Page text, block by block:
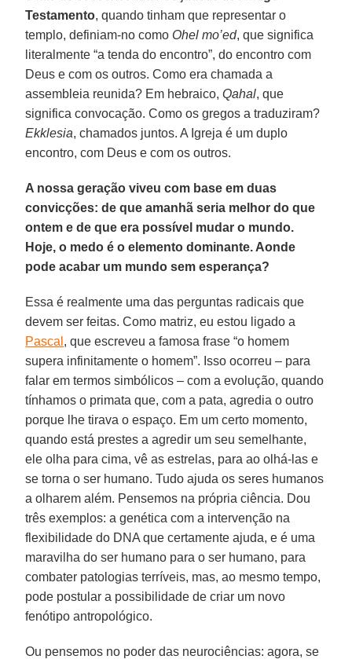
Testamento, quando tinham que representar o
templo, definiam-no como Ohel mo’ed, que significa
literalmente “a tenda do encontro”, do encontro com
Deus e com os outros. Como era chamada a
assembleia reunida? Em hebraico,Qahal, que
significa convocação. Como os gregos a traduziram?
Ekklesia, chamados juntos. A Igreja é um duplo
encontro, com Deus e com os outros.
A nossa geração viveu com base em duas
convicções: de que amanhã seria melhor do que
ontem e de que era possível mudar o mundo.
Hoje, o medo é o elemento dominante. Aonde
pode acabar um mundo sem esperança?
Essa é realmente uma das perguntas radicais que
devem ser feitas. Como matriz, eu estou ligado a
Pascal , que escreveu a famosa frase “o homem
supera infinitamente o homem”. Isso ocorreu – para
falar em termos simbólicos – com a evolução, quando
tínhamos o primata que, com a pata, agredia o outro
porque lhe tirava o espaço. Em um certo momento,
quando está prestes a agredir um seu semelhante,
ele olha para cima, vê as estrelas, para ao olhá-las e
se torna o ser humano. Tudo ajuda os seres humanos
a olharem além. Pensemos na própria ciência. Dou
três exemplos: a genética com a intervenção na
flexibilidade do DNA que certamente ajuda, e é uma
maravilha do ser humano para o ser humano, para
combater patologias terríveis, mas, ao mesmo tempo,
pode postular a possibilidade de criar um novo
fenótipo antropológico.
Ou pensemos no poder das neurociências: agora, se